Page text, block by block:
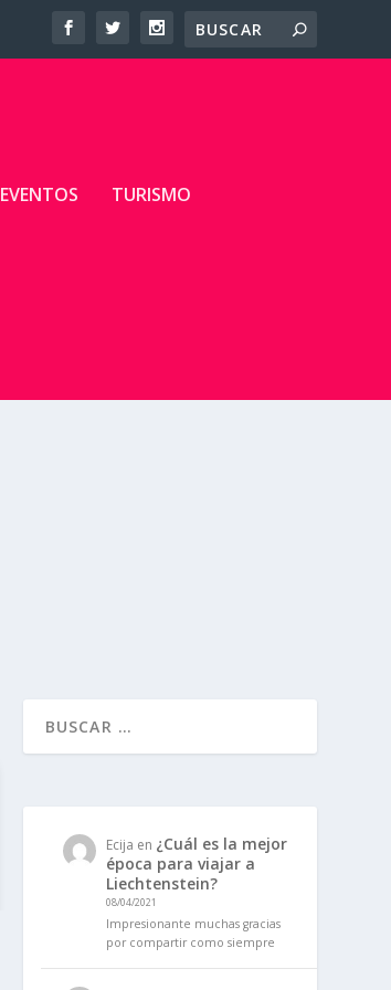
EVENTOS TURISMO
Ecija en ¿Cuál es la mejor
época para viajar a
Liechtenstein?
08/04/2021
Impresionante muchas gracias
por compartir como siempre